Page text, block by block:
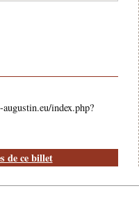
index.php?
de ce billet